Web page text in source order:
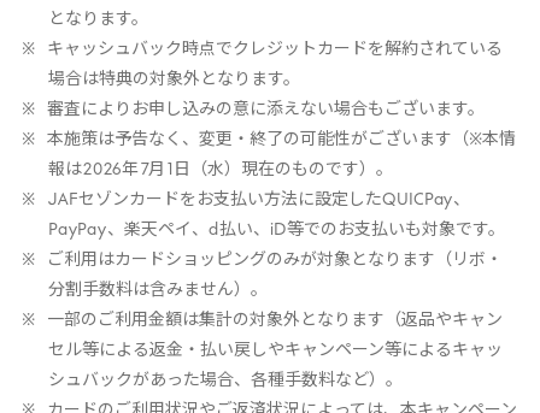
となります。
キャッシュバック時点でクレジットカードを解約されている
場合は特典の対象外となります。
審査によりお申し込みの意に添えない場合もございます。
本施策は予告なく、変更・終了の可能性がございます（※本情
報は2026年 7月
日（水）現在のものです）。
JAFセゾンカードをお支払い方法に設定したQUICPay、
PayPay、楽天ペイ、 d払い、 iD等でのお支払いも対象です。
ご利用はカードショッピングのみが対象となります（リボ・
分割手数料は含みません）。
一部のご利用金額は集計の対象外となります（返品やキャン
セル等による返金・払い戻しやキャンペーン等によるキャッ
シュバックがあった場合、各種手数料など）。